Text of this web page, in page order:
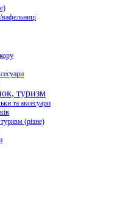
туризм
та аксесуари
(різне)